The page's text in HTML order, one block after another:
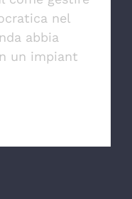
nel
abbia
un impiant